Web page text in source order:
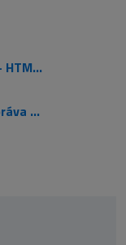
Editory pro webdesignéry - HTML se vším všudy
phpMyAdmin - efektivní správa MySQL